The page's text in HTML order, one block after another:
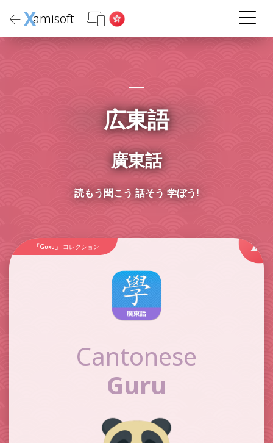
Xamisoft
広東語
廣東話
読もう聞こう 話そう 学ぼう!
「Guru」 コレクション
Cantonese
Guru